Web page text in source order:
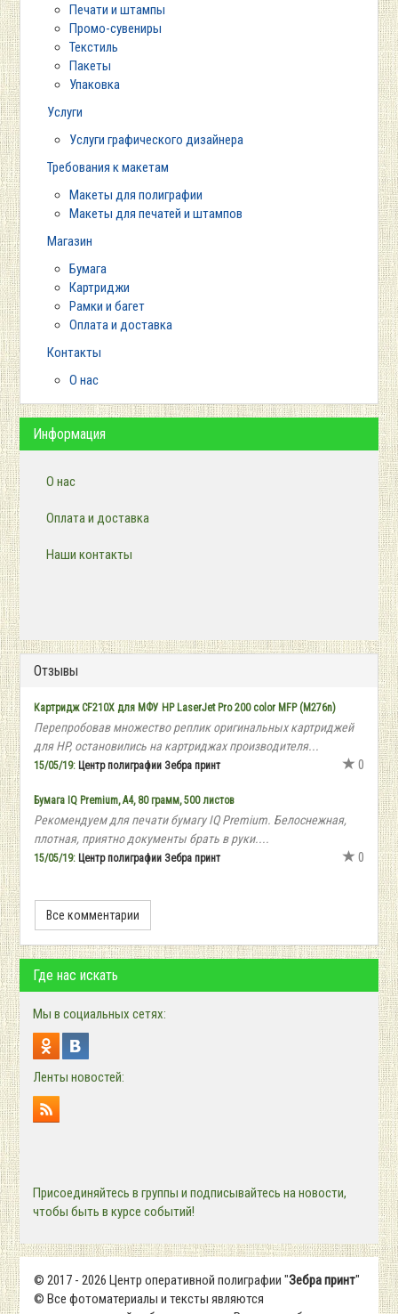
Печати и штампы
Промо-сувениры
Текстиль
Пакеты
Упаковка
Услуги
Услуги графического дизайнера
Требования к макетам
Макеты для полиграфии
Макеты для печатей и штампов
Магазин
Бумага
Картриджи
Рамки и багет
Оплата и доставка
Контакты
О нас
Информация
О нас
Оплата и доставка
Наши контакты
Отзывы
Картридж CF210Х для МФУ HP LaserJet Pro 200 color MFP (M276n)
Перепробовав множество реплик оригинальных картриджей
для HP, остановились на картриджах производителя...
0
15/05/19: Центр полиграфии Зебра принт
Бумага IQ Premium, А4, 80 грамм, 500 листов
Рекомендуем для печати бумагу IQ Premium. Белоснежная,
плотная, приятно документы брать в руки....
0
15/05/19: Центр полиграфии Зебра принт
Все комментарии
Где нас искать
Мы в социальных сетях:
Ленты новостей:
Присоединяйтесь в группы и подписывайтесь на новости,
чтобы быть в курсе событий!
© 2017 - 2026 Центр оперативной полиграфии "Зебра принт"
© Все фотоматериалы и тексты являются